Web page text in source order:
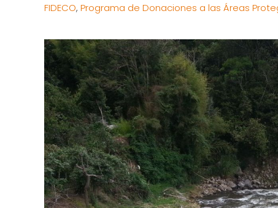
FIDECO, Programa de Donaciones a las Áreas